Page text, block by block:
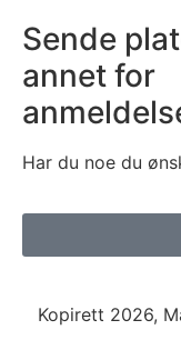
Sende
annet for
Har du noe du
Kopirett 2026,